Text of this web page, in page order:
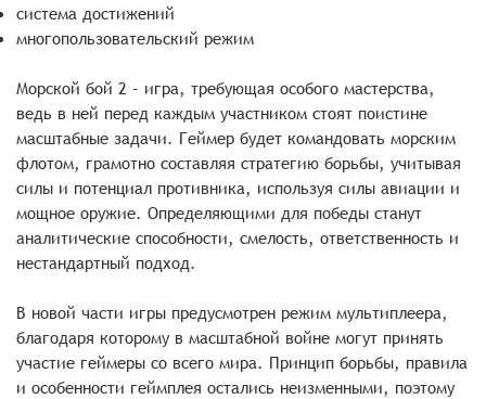
система достижений
многопользовательский режим
Морской бой 2 – игра, требующая особого мастерства,
ведь в ней перед каждым участником стоят поистине
масштабные задачи. Геймер будет командовать морским
флотом, грамотно составляя стратегию борьбы, учитывая
силы и потенциал противника, используя силы авиации и
мощное оружие. Определяющими для победы станут
аналитические способности, смелость, ответственность и
нестандартный подход.
В новой части игры предусмотрен режим мультиплеера,
благодаря которому в масштабной войне могут принять
участие геймеры со всего мира. Принцип борьбы, правила
и особенности геймплея остались неизменными, поэтому